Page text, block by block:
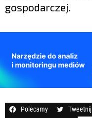
gospodarczej.
Polecamy Tweetnij